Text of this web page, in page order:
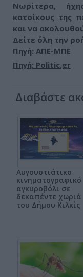
Νωρίτερα,
κατοίκους της
και να
Δείτε όλη την
Πηγή: ΑΠΕ-ΜΠΕ
Πηγή: Politic.gr
Διαβάστε
Αυγουστιάτικο
κινηματογραφικό
αγκυροβόλι σε
δεκαπέντε χωριά
του Δήμου Κιλκίς